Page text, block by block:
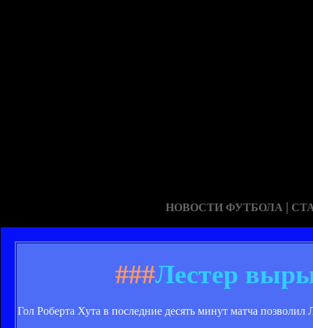
НОВОСТИ ФУТБОЛА |
###Лестер
Гол Роберта Хута в последние десять минут матча